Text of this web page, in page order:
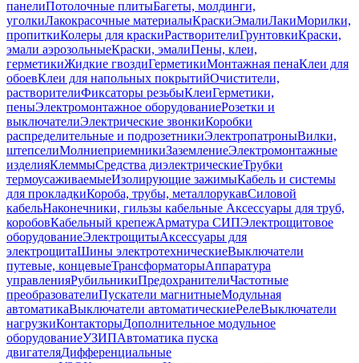
панелиПотолочные плитыБагеты, молдинги,
уголкиЛакокрасочные материалыКраскиЭмалиЛакиМорилки,
пропиткиКолеры для краскиРастворителиГрунтовкиКраски,
эмали аэрозольныеКраски, эмалиПены, клеи,
герметикиЖидкие гвоздиГерметикиМонтажная пенаКлеи для
обоевКлеи для напольных покрытийОчистители,
растворителиФиксаторы резьбыКлеиГерметики,
пеныЭлектромонтажное оборудованиеРозетки и
выключателиЭлектрические звонкиКоробки
распределительные и подрозетникиЭлектропатроныВилки,
штепселиМолниеприемникиЗаземлениеЭлектромонтажные
изделияКлеммыСредства диэлектрическиеТрубки
термоусаживаемыеИзолирующие зажимыКабель и системы
для прокладкиКороба, трубы, металлорукавСиловой
кабельНаконечники, гильзы кабельные Аксессуары для труб,
коробовКабельный крепежАрматура СИПЭлектрощитовое
оборудованиеЭлектрощитыАксессуары для
электрощитаШины электротехническиеВыключатели
путевые, концевыеТрансформаторыАппаратура
управленияРубильникиПредохранителиЧастотные
преобразователиПускатели магнитныеМодульная
автоматикаВыключатели автоматическиеРелеВыключатели
нагрузкиКонтакторыДополнительное модульное
оборудованиеУЗИПАвтоматика пуска
двигателяДифференциальные